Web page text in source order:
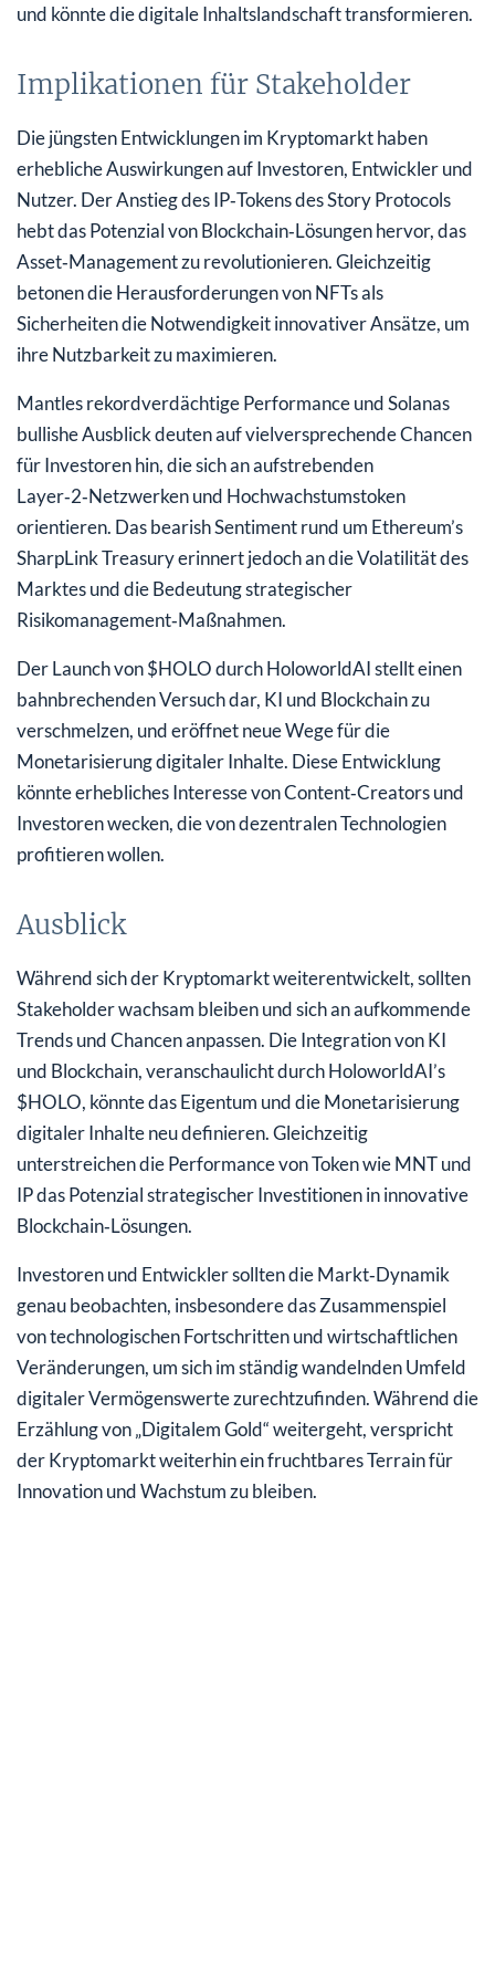
und könnte die digitale Inhaltslandschaft transformieren.
Implikationen für Stakeholder
Die jüngsten Entwicklungen im Kryptomarkt haben
erhebliche Auswirkungen auf Investoren, Entwickler und
Nutzer. Der Anstieg des IP‑Tokens des Story Protocols
hebt das Potenzial von Blockchain‑Lösungen hervor, das
Asset‑Management zu revolutionieren. Gleichzeitig
betonen die Herausforderungen von NFTs als
Sicherheiten die Notwendigkeit innovativer Ansätze, um
ihre Nutzbarkeit zu maximieren.
Mantles rekordverdächtige Performance und Solanas
bullishe Ausblick deuten auf vielversprechende Chancen
für Investoren hin, die sich an aufstrebenden
Layer‑2‑Netzwerken und Hochwachstumstoken
orientieren. Das bearish Sentiment rund um Ethereum’s
SharpLink Treasury erinnert jedoch an die Volatilität des
Marktes und die Bedeutung strategischer
Risikomanagement‑Maßnahmen.
Der Launch von $HOLO durch HoloworldAI stellt einen
bahnbrechenden Versuch dar, KI und Blockchain zu
verschmelzen, und eröffnet neue Wege für die
Monetarisierung digitaler Inhalte. Diese Entwicklung
könnte erhebliches Interesse von Content‑Creators und
Investoren wecken, die von dezentralen Technologien
profitieren wollen.
Ausblick
Während sich der Kryptomarkt weiterentwickelt, sollten
Stakeholder wachsam bleiben und sich an aufkommende
Trends und Chancen anpassen. Die Integration von KI
und Blockchain, veranschaulicht durch HoloworldAI’s
$HOLO, könnte das Eigentum und die Monetarisierung
digitaler Inhalte neu definieren. Gleichzeitig
unterstreichen die Performance von Token wie MNT und
IP das Potenzial strategischer Investitionen in innovative
Blockchain‑Lösungen.
Investoren und Entwickler sollten die Markt‑Dynamik
genau beobachten, insbesondere das Zusammenspiel
von technologischen Fortschritten und wirtschaftlichen
Veränderungen, um sich im ständig wandelnden Umfeld
digitaler Vermögenswerte zurechtzufinden. Während die
Erzählung von „Digitalem Gold“ weitergeht, verspricht
der Kryptomarkt weiterhin ein fruchtbares Terrain für
Innovation und Wachstum zu bleiben.